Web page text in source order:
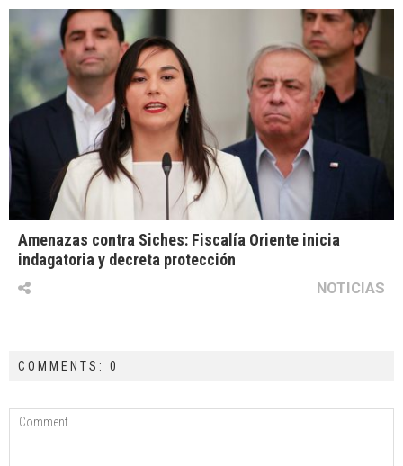
Amenazas contra Siches: Fiscalía Oriente inicia
indagatoria y decreta protección
NOTICIAS
COMMENTS: 0